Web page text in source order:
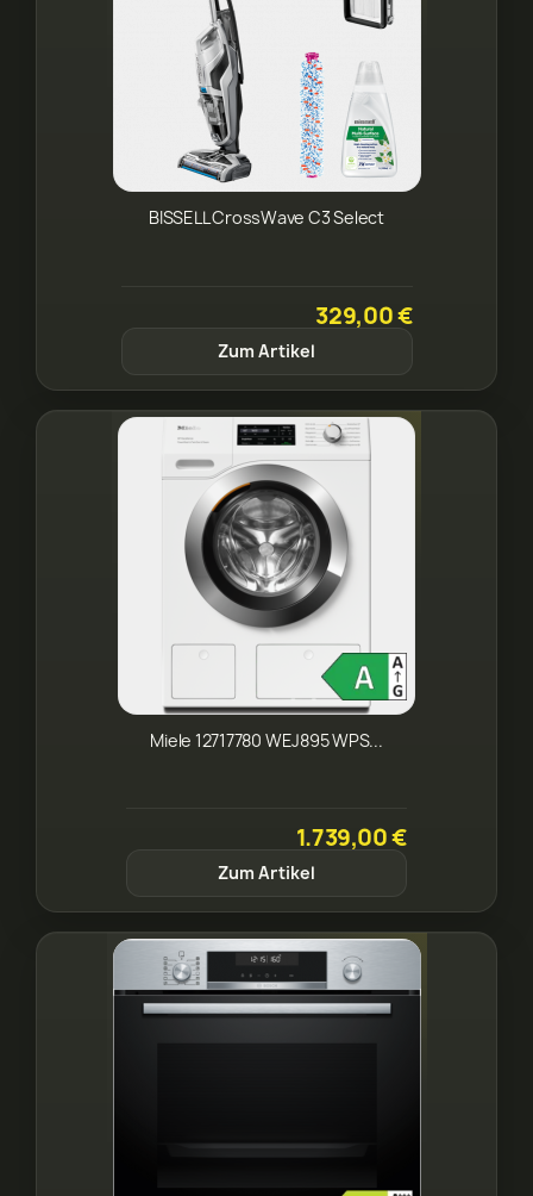
BISSELL CrossWave C3 Select
329,00 €
Zum Artikel
Miele 12717780 WEJ895 WPS...
1.739,00 €
Zum Artikel